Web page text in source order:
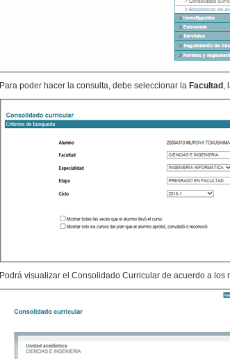
Para poder hacer la consulta, debe seleccionar la Facultad ,
Podrá visualizar el Consolidado Curricular de acuerdo a